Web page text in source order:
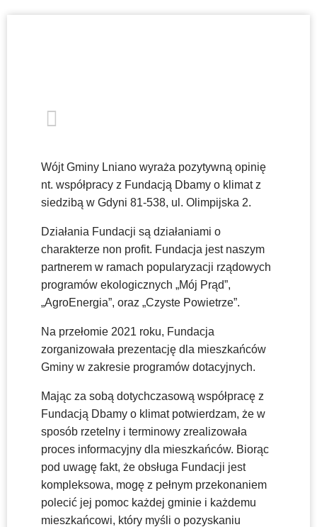
Wójt Gminy Lniano wyraża pozytywną opinię
nt. współpracy z Fundacją Dbamy o klimat z
siedzibą w Gdyni 81-538, ul. Olimpijska 2.
Działania Fundacji są działaniami o
charakterze non profit. Fundacja jest naszym
partnerem w ramach popularyzacji rządowych
programów ekologicznych „Mój Prąd”,
„AgroEnergia”, oraz „Czyste Powietrze”.
Na przełomie 2021 roku, Fundacja
zorganizowała prezentację dla mieszkańców
Gminy w zakresie programów dotacyjnych.
Mając za sobą dotychczasową współpracę z
Fundacją Dbamy o klimat potwierdzam, że w
sposób rzetelny i terminowy zrealizowała
proces informacyjny dla mieszkańców. Biorąc
pod uwagę fakt, że obsługa Fundacji jest
kompleksowa, mogę z pełnym przekonaniem
polecić jej pomoc każdej gminie i każdemu
mieszkańcowi, który myśli o pozyskaniu